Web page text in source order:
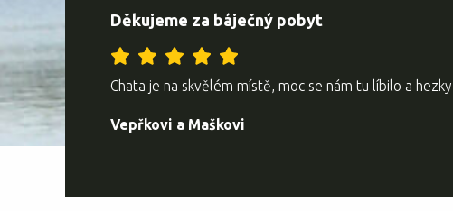
Děkujeme za báječný pobyt
Chata je na skvělém místě, moc se nám tu líbilo a
Vepřkovi a Maškovi